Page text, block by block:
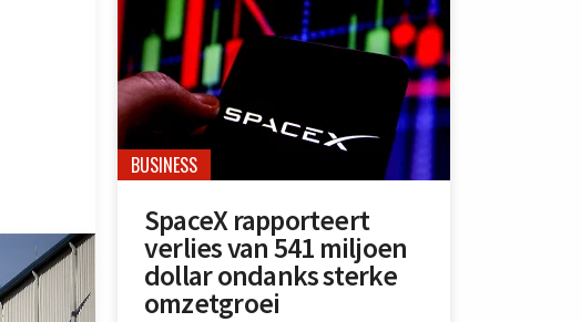
BUSINESS
SpaceX rapporteert
verlies van 541 miljoen
dollar ondanks sterke
omzetgroei